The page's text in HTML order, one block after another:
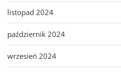
listopad 2024
październik 2024
wrzesień 2024